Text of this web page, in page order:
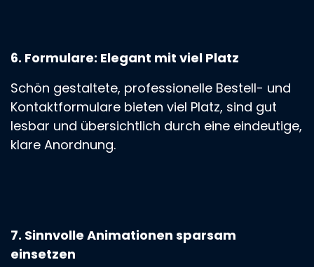
6. Formulare: Elegant mit viel Platz
Schön gestaltete, professionelle Bestell- und
Kontaktformulare bieten viel Platz, sind gut
lesbar und übersichtlich durch eine eindeutige,
klare Anordnung.
7. Sinnvolle Animationen sparsam
einsetzen